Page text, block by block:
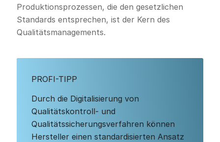
Produktionsprozessen, die den gesetzlichen
Standards entsprechen, ist der Kern des
Qualitätsmanagements.
PROFI-TIPP
Durch die Digitalisierung von
Qualitätskontroll- und
Qualitätssicherungsverfahren können
Hersteller einen standardisierten Ansatz